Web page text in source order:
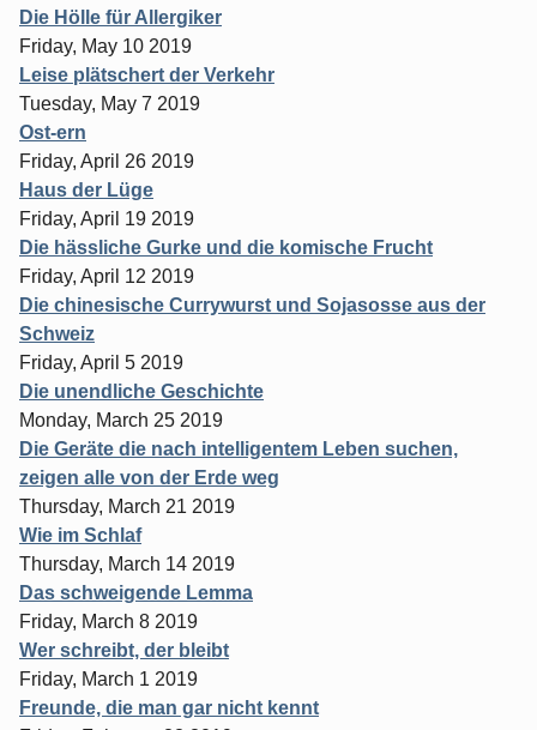
Die Hölle für Allergiker
Friday, May 10 2019
Leise plätschert der Verkehr
Tuesday, May 7 2019
Ost-ern
Friday, April 26 2019
Haus der Lüge
Friday, April 19 2019
Die hässliche Gurke und die komische Frucht
Friday, April 12 2019
Die chinesische Currywurst und Sojasosse aus der
Schweiz
Friday, April 5 2019
Die unendliche Geschichte
Monday, March 25 2019
Die Geräte die nach intelligentem Leben suchen,
zeigen alle von der Erde weg
Thursday, March 21 2019
Wie im Schlaf
Thursday, March 14 2019
Das schweigende Lemma
Friday, March 8 2019
Wer schreibt, der bleibt
Friday, March 1 2019
Freunde, die man gar nicht kennt